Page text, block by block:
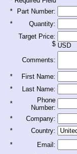
*
Part Number:
*
Quantity:
Target Price:
$ USD
Comments:
*
First Name:
*
Last Name:
*
Phone
Number:
*
Company:
*
Country:
*
Email: